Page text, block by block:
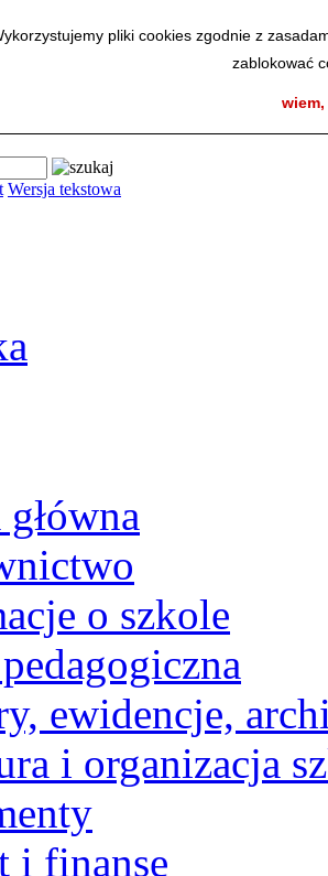
pliki cookies zgodnie z
zablokować
Wersja tekstowa
o szkole
ewidencje,
i organizacja
i finanse